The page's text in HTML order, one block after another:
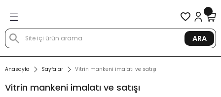
ARA
Modelleri
Giyebilen Terzi Mankeni
Modelleri
Aksesuarları
- Eskiz Mankeni
Askılar
Askısı
Çekim Mankenleri
Mankeni
Kiralama
Prova Mankeni
Anasayfa Sayfalar Vitrin mankeni imalatı ve satışı
Vitrin mankeni imalatı ve satışı